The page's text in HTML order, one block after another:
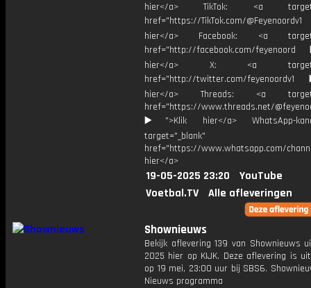
hier</a> TikTok: <a
href="https://TikTok.com/
hier</a> Facebook: <a
href="http://facebook.com/
hier</a> X: <a
href="http://twitter.com/
hier</a> Threads: <a
href="https://www.threads.net/
▶️">Klik hier</a> WhatsApp-
target="_blank"
href="https://www.whatsapp.com/
hier</a>
19-05-2025 23:20
YouTube
Voetbal.TV
Alle afleveringen
Shownieuws
Bekijk aflevering 139 van Shownieuws
2025 hier op KIJK. Deze aflevering is
op 19 mei, 23:00 uur bij SBS6.
Nieuws programma